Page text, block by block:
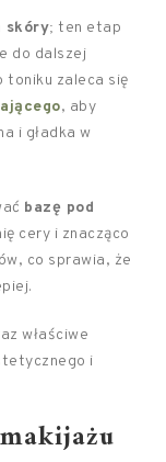
skóry; ten etap
do dalszej
toniku zaleca się
, aby
i gładka w
bazę pod
cery i znacząco
co sprawia, że
właściwe
i